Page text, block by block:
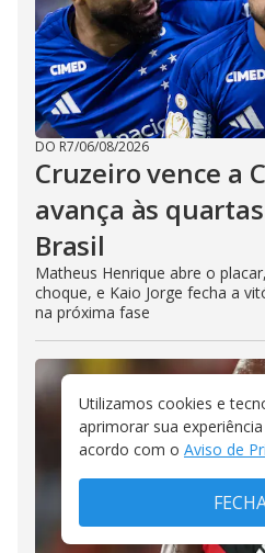
DO R7/06/08/2026
Cruzeiro vence a
avança às
Brasil
Matheus Henrique abre o
choque, e Kaio Jorge fecha a
na próxima fase
Utilizamos cookies e
aprimorar sua
acordo com o Aviso de